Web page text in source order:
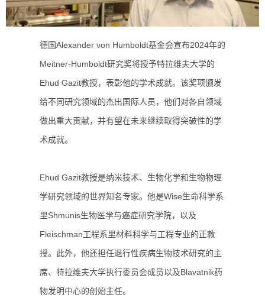
德国Alexander von Humboldt基金会宣布2024年的
Meitner-Humboldt研究奖将授予特拉维夫大学的
Ehud Gazit教授，表彰他的学术成就。该奖项颁发
给不同研究领域的杰出国际人员，他们对各自领域
做出重大贡献，并有望在未来继续取得突破性的学
术成就。
Ehud Gazit教授是纳米技术、生物化学和生物物理
学研究领域的世界知名专家。他是Wise生命科学系
里Shmunis生物医学与癌症研究学院，以及
Fleischman工程系里材料科学与工程专业的正教
授。此外，他还担任退行性疾病生物技术研究的主
席、特拉维夫大学执行委员会成员以及Blavatnik药
物发明中心的创始主任。